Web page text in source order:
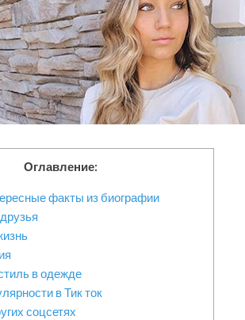
Оглавление:
факты из биографии
в одежде
в Тик ток
соцсетях